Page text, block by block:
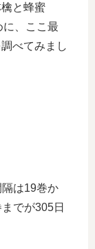
と蜂蜜
、ここ最
べてみまし
は19巻か
でが305日